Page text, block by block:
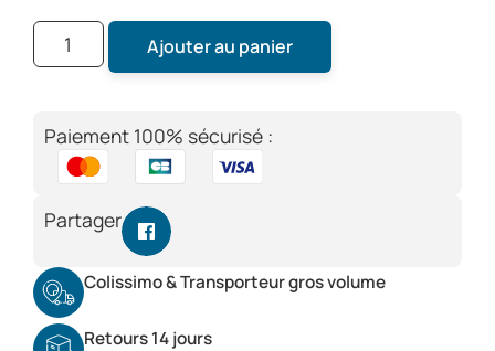
Ajouter au panier
Paiement 100% sécurisé :
Partager
Colissimo & Transporteur gros volume
Retours 14 jours